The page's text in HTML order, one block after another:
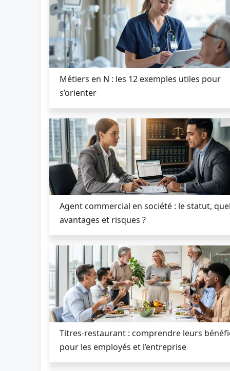
Métiers en N : les 12 exemples utiles pour
s’orienter
Agent commercial en société : le statut,
avantages et risques ?
Titres‑restaurant : comprendre leurs
pour les employés et l’entreprise